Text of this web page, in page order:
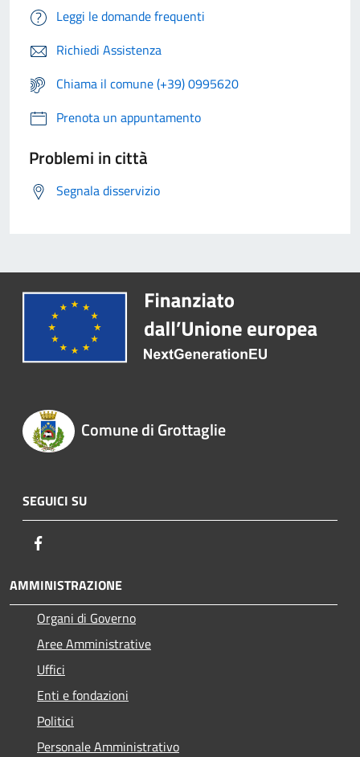
Leggi le domande frequenti
Richiedi Assistenza
Chiama il comune (+39) 0995620
Prenota un appuntamento
Problemi in città
Segnala disservizio
Comune di Grottaglie
SEGUICI SU
AMMINISTRAZIONE
Organi di Governo
Aree Amministrative
Uffici
Enti e fondazioni
Politici
Personale Amministrativo